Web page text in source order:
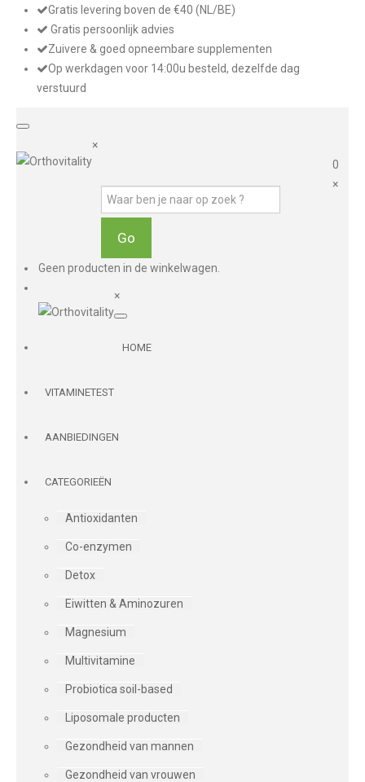
Gratis levering boven de €40 (NL/BE)
Gratis persoonlijk advies
Zuivere & goed opneembare supplementen
Op werkdagen voor 14:00u besteld, dezelfde dag
verstuurd
×
0
×
Geen producten in de winkelwagen.
×
HOME
VITAMINETEST
AANBIEDINGEN
CATEGORIEËN
Antioxidanten
Co-enzymen
Detox
Eiwitten & Aminozuren
Magnesium
Multivitamine
Probiotica soil-based
Liposomale producten
Gezondheid van mannen
Gezondheid van vrouwen